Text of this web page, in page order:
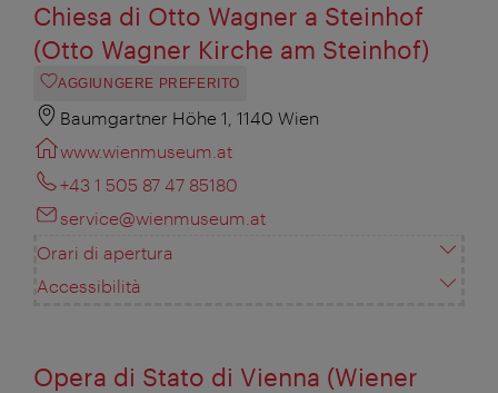
Chiesa di Otto Wagner a Steinhof
(Otto Wagner Kirche am Steinhof)
AGGIUNGERE PREFERITO
Baumgartner Höhe 1, 1140 Wien
www.wienmuseum.at
+43 1 505 87 47 85180
service@wienmuseum.at
Orari di apertura
Accessibilità
Opera di Stato di Vienna (Wiener